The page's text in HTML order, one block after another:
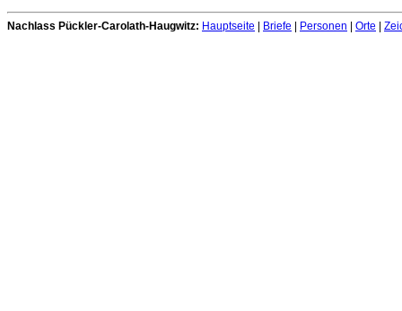
Nachlass Pückler-Carolath-Haugwitz: Hauptseite | Briefe | Personen | Orte |